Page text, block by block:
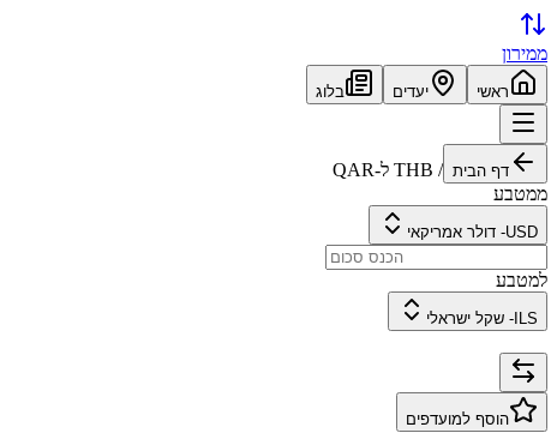
ממירון
ראשי יעדים בלוג
דף הבית /
THB ל-QAR
ממטבע
USD
- דולר אמריקאי
למטבע
ILS
- שקל ישראלי
הוסף למועדפים